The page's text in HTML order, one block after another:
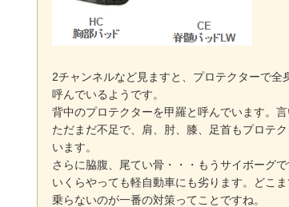
2チャンネルなど見ますと、プロテクターで全
呼んでいるようです。
背中のプロテクターを甲羅と呼んでいます。言
ただまだ不足で、肩、肘、膝、足首もプロテ
います。
さらに脇腹、尾てい骨・・・もうサイボーグで
いくらやっても軽自動車にも劣ります。どこま
乗らないのが一番の対策ってことですね。